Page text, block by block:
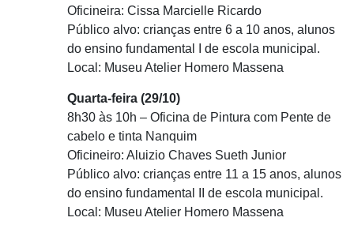
Oficineira: Cissa Marcielle Ricardo
Público alvo: crianças entre 6 a 10 anos, alunos
do ensino fundamental I de escola municipal.
Local: Museu Atelier Homero Massena
Quarta-feira (29/10)
8h30 às 10h – Oficina de Pintura com Pente de
cabelo e tinta Nanquim
Oficineiro: Aluizio Chaves Sueth Junior
Público alvo: crianças entre 11 a 15 anos, alunos
do ensino fundamental II de escola municipal.
Local: Museu Atelier Homero Massena